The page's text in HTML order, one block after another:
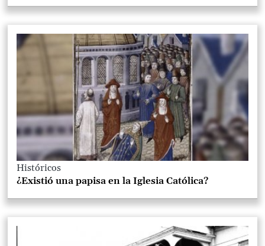
Históricos
¿Existió una papisa en la Iglesia Católica?